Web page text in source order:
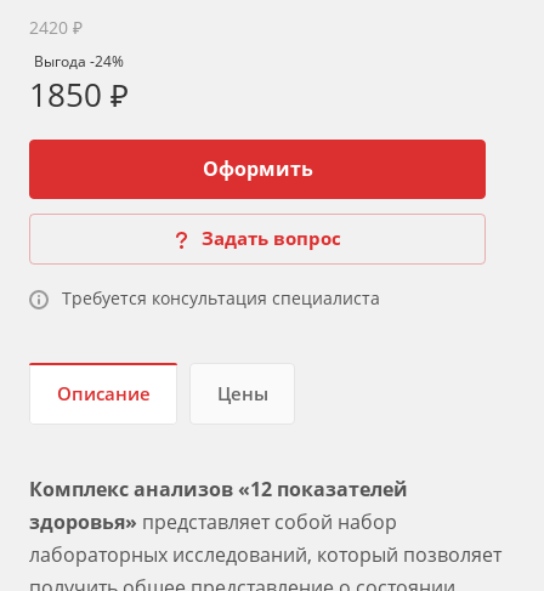
2420 ₽
Выгода -24%
1850 ₽
Оформить
Задать вопрос
Требуется консультация специалиста
Описание Цены
Комплекс анализов «12 показателей
здоровья» представляет собой набор
лабораторных исследований, который позволяет